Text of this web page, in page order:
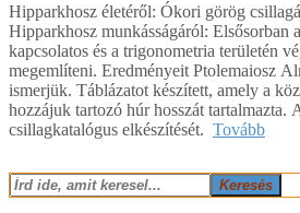
Hipparkhosz életéről: Ókori görög
Hipparkhosz munkásságáról: Elsősorban
kapcsolatos és a trigonometria területén
megemlíteni. Eredményeit Ptolemaiosz
ismerjük. Táblázatot készített, amely a
hozzájuk tartozó húr hosszát tartalmazta.
csillagkatalógus elkészítését. Tovább
Keresés